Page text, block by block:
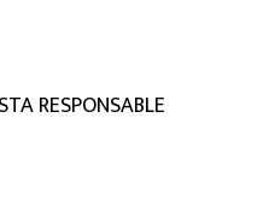
RESPONSABLE